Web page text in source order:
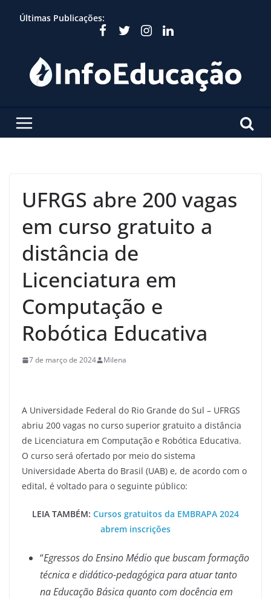
Últimas Publicações:
UFRGS abre 200 vagas
em curso gratuito a
distância de
Licenciatura em
Computação e
Robótica Educativa
7 de março de 2024 Milena
A Universidade Federal do Rio Grande do Sul – UFRGS
abriu 200 vagas no curso superior gratuito a distância
de Licenciatura em Computação e Robótica Educativa.
O curso será ofertado por meio do sistema
Universidade Aberta do Brasil (UAB) e, de acordo com o
edital, é voltado para o seguinte público:
LEIA TAMBÉM: Cursos gratuitos da EMBRAPA 2024
abrem inscrições
“Egressos do Ensino Médio que buscam formação
técnica e didático-pedagógica para atuar tanto
na Educação Básica quanto com docência em